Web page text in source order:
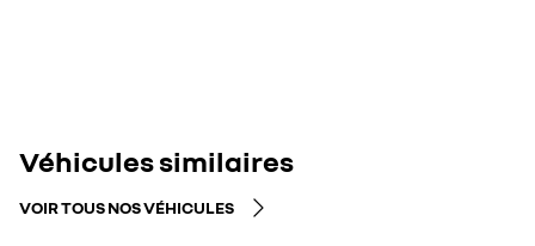
Véhicules similaires
VOIR TOUS NOS VÉHICULES